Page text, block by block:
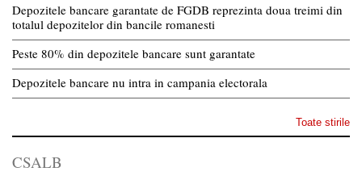
Depozitele bancare garantate de FGDB reprezinta doua treimi din
totalul depozitelor din bancile romanesti
Peste 80% din depozitele bancare sunt garantate
Depozitele bancare nu intra in campania electorala
Toate stirile
CSALB